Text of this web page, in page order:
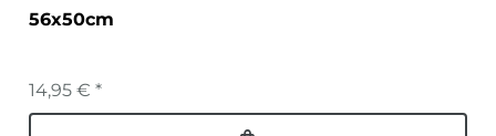
56x50cm
14,95 € *